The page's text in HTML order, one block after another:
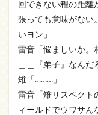
回できない程の距離
張っても意味がない
いヨン」
雷音「悩ましいか。
＿＿『弟子』なんだ
雉「………」
雷音「雉リスペクト
ィールドでウワサ